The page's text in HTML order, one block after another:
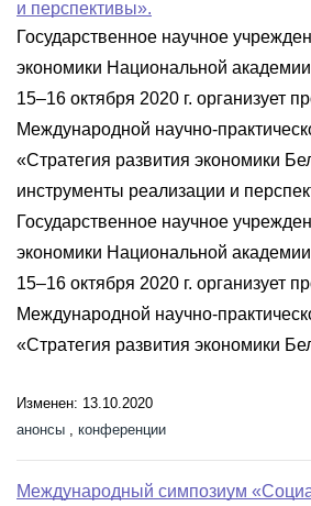
и перспективы».
Государственное научное
экономики Национальной
15–16 октября 2020 г. организует
Международной научно-
«Стратегия развития экономики
инструменты реализации и
Государственное научное
экономики Национальной
15–16 октября 2020 г. организует
Международной научно-
«Стратегия развития экономики
Изменен: 13.10.2020
анонсы
конференции
Международный симпозиум